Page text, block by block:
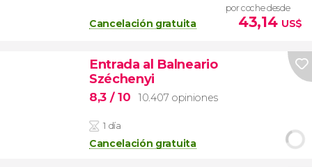
Cancelación gratuita
por coche desde
43,14 US$
Entrada al Balneario
Széchenyi
8,3 / 10 10.407 opiniones
1 día
Cancelación gratuita